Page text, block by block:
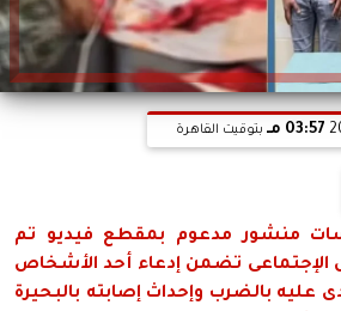
03:57 مـ بتوقيت القاهرة
منشور مدعوم بمقطع فيديو تم
الإجتماعى تضمن إدعاء أحد الأشخاص
بالضرب وإحداث إصابته بالبحيرة